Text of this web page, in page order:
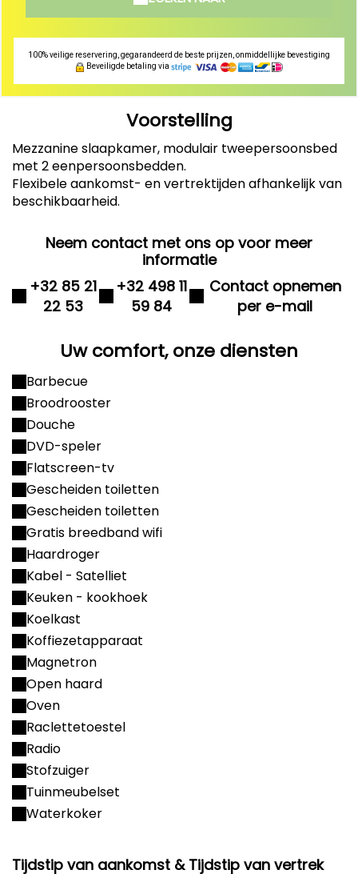
100% veilige reservering, gegarandeerd de beste prijzen, onmiddellijke bevestiging
Beveiligde betaling via
Voorstelling
Mezzanine slaapkamer, modulair tweepersoonsbed
met 2 eenpersoonsbedden.
Flexibele aankomst- en vertrektijden afhankelijk van
beschikbaarheid.
Neem contact met ons op voor meer
informatie
+32 85 21
22 53
+32 498 11
59 84
Contact opnemen
per e-mail
Uw comfort, onze diensten
Barbecue
Broodrooster
Douche
DVD-speler
Flatscreen-tv
Gescheiden toiletten
Gescheiden toiletten
Gratis breedband wifi
Haardroger
Kabel - Satelliet
Keuken - kookhoek
Koelkast
Koffiezetapparaat
Magnetron
Open haard
Oven
Raclettetoestel
Radio
Stofzuiger
Tuinmeubelset
Waterkoker
Tijdstip van aankomst & Tijdstip van vertrek